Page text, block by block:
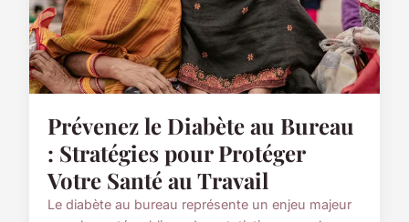
Prévenez le Diabète au Bureau
: Stratégies pour Protéger
Votre Santé au Travail
Le diabète au bureau représente un enjeu majeur